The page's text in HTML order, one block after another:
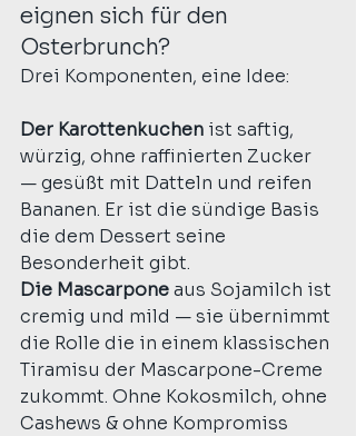
eignen sich für den
Osterbrunch?
Drei Komponenten, eine Idee:
Der Karottenkuchen ist saftig,
würzig, ohne raffinierten Zucker
— gesüßt mit Datteln und reifen
Bananen. Er ist die sündige Basis
die dem Dessert seine
Besonderheit gibt.
Die Mascarpone aus Sojamilch ist
cremig und mild — sie übernimmt
die Rolle die in einem klassischen
Tiramisu der Mascarpone-Creme
zukommt. Ohne Kokosmilch, ohne
Cashews & ohne Kompromiss